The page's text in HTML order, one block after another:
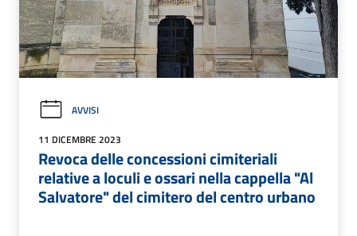
AVVISI
11 DICEMBRE 2023
Revoca delle concessioni cimiteriali
relative a loculi e ossari nella cappella "Al
Salvatore" del cimitero del centro urbano